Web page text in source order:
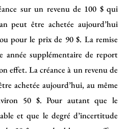
sur un revenu de 100 $ qui
peut être achetée aujourd’hui
pour le prix de 90 $. La remise
année supplémentaire de report
effet. La créance à un revenu de
achetée aujourd’hui, au même
50 $. Pour autant que le
et que le degré d’incertitude